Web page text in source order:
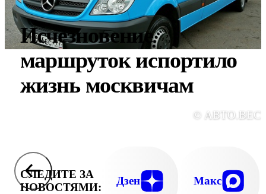
Исчезновение
маршруток испортило
жизнь москвичам
©
СЛЕДИТЕ ЗА
НОВОСТЯМИ:
Дзен Макс